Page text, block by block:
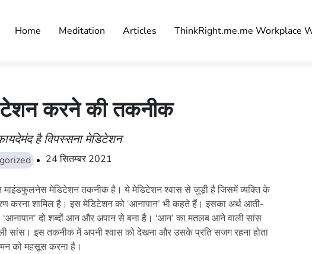
Home Meditation Articles ThinkRight.me.me Workplace
करने की तकनीक
है विपस्सना मेडिटेशन
24 सितम्बर 2021
माइंडफुलनेस मेडिटेशन तकनीक है। ये मेडिटेशन श्वास से जुड़ी है जिसमें व्यक्ति के
करना शामिल है। इस मेडिटेशन को ‘आनापान’ भी कहते हैं। इसका अर्थ आती-
‘आनापान’ दो शब्दों आन और अपान से बना है। ‘आन’ का मतलब आने वाली सांस
सांस। इस तकनीक में अपनी श्वास को देखना और उसके प्रति सजग रहना होता
को महसूस करना है।